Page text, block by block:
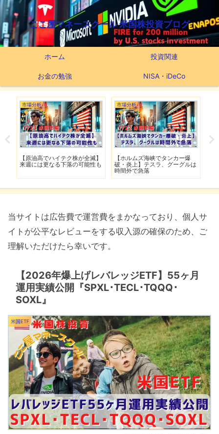
ここ屋マネースクール 米国株投資ブログ
ホーム 投資関連
お金の勉強 NISA・iDeCo
市場分析
【原油高でハイテク株が全滅】
来週には更なる下落の可能性も
市場分析
【ホルムズ海峡でタンカー爆
破・炎上】テスラ、グーグルは
時間外で急落
当サイトは広告費で運営費をまかなっており、個人サ
イトが公平なレビューをする収入源の確保のため、ご
理解いただけたら幸いです。
【2026年爆上げレバレッジETF】55ヶ月
運用実績公開『SPXL･TECL･TQQQ･
SOXL』
米国ETF